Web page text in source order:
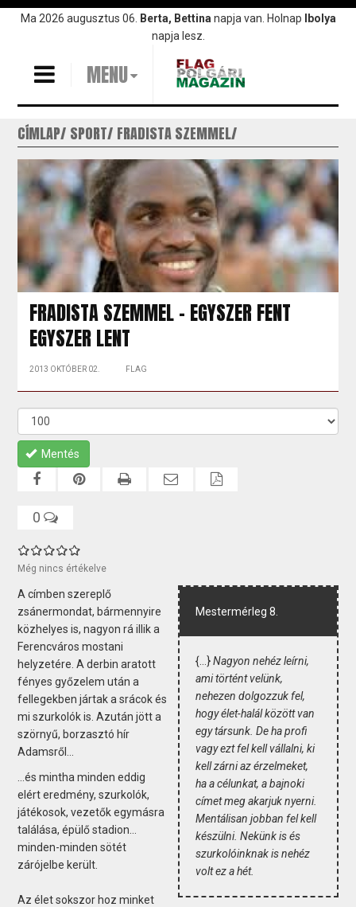
UgrásMa 2026 augusztus 06. Berta, Bettina napja van. Holnap
Ibolya
napja lesz.
MENU
CÍMLAP SPORT FRADISTA SZEMMEL
FRADISTA SZEMMEL – EGYSZER FENT
EGYSZER LENT
2013 OKTÓBER 02. FLAG
Mentés
0
Még nincs értékelve
Mestermérleg 8.
{...}Nagyon nehéz leírni,
ami történt velünk,
nehezen dolgozzuk fel,
hogy élet-halál között van
egy társunk. De ha profi
vagy ezt fel kell vállalni, ki
kell zárni az érzelmeket,
ha a célunkat, a bajnoki
címet meg akarjuk nyerni.
Mentálisan jobban fel kell
készülni. Nekünk is és
szurkolóinknak is nehéz
volt ez a hét.
A címben szereplő
zsánermondat, bármennyire
közhelyes is, nagyon rá illik a
Ferencváros mostani
helyzetére. A derbin aratott
fényes győzelem után a
fellegekben jártak a srácok és
mi szurkolók is. Azután jött a
szörnyű, borzasztó hír
Adamsről…
...és mintha minden eddig
elért eredmény, szurkolók,
játékosok, vezetők egymásra
találása, épülő stadion…
minden-minden sötét
zárójelbe került.
Az élet sokszor hoz minket